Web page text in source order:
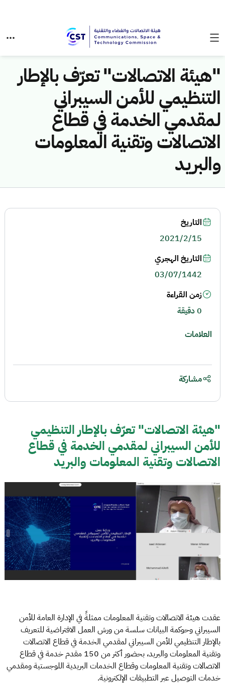
"هيئة الاتصالات" تعرّف بالإطار
التنظيمي للأمن السيبراني
لمقدمي الخدمة في قطاع
الاتصالات وتقنية المعلومات
والبريد
"هيئة الاتصالات" تعرّف بالإطار التنظيمي
للأمن السيبراني لمقدمي الخدمة في قطاع
الاتصالات وتقنية المعلومات والبريد
عقدت هيئة الاتصالات وتقنية المعلومات ممثلةً في الإدارة العامة للأمن
السيبراني وحوكمة البيانات سلسة من ورش العمل الافتراضية للتعريف
بالإطار التنظيمي للأمن السيبراني لمقدمي الخدمة في قطاع الاتصالات
وتقنية المعلومات والبريد، بحضور أكثر من 150 مقدم خدمة في قطاع
الاتصالات وتقنية المعلومات وقطاع الخدمات البريدية اللوجستية ومقدمي
خدمات التوصيل عبر التطبيقات الإلكترونية.
التاريخ
2021/2/15
التاريخ الهجري
03/07/1442
زمن القراءة
0 دقيقة
العلامات
مشاركة